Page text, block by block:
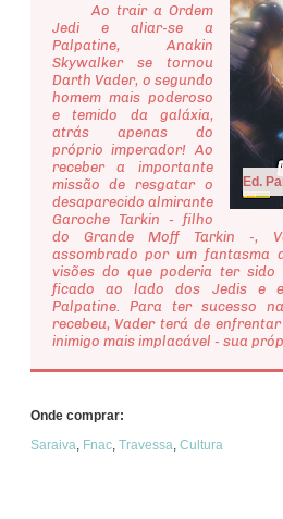
Ed.
Ao trair a Ordem
Jedi e aliar-se a
Palpatine, Anakin
Skywalker se tornou
Darth Vader, o segundo
homem mais poderoso
e temido da galáxia,
atrás apenas do
próprio imperador! Ao
receber a importante
missão de resgatar o
desaparecido almirante
Garoche Tarkin - filho
do Grande Moff Tarkin -,
assombrado por um fantasma
visões do que poderia ter sido
ficado ao lado dos Jedis e
Palpatine. Para ter sucesso
recebeu, Vader terá de
inimigo mais implacável - sua
Onde comprar:
Saraiva Fnac Travessa Cultura